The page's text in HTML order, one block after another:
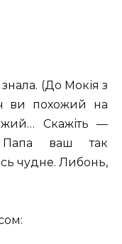
(До Мокія з
ви похожий на
Скажіть —
Папа ваш так
чудне. Либонь,